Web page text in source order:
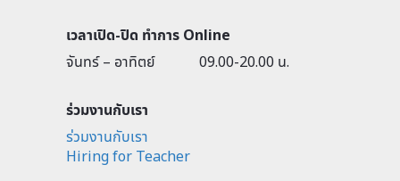
เวลาเปิด-ปิด ทำการ Online
จันทร์ – อาทิตย์
09.00-20.00 น.
ร่วมงานกับเรา
ร่วมงานกับเรา
Hiring for Teacher